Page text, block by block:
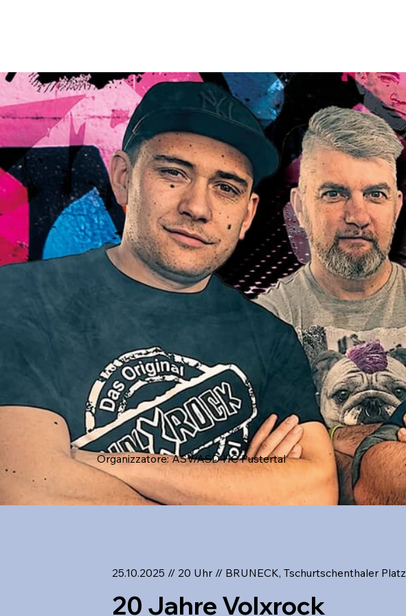
Organizzatore: ASV/ASD HC Pustertal
25.10.2025 // 20 Uhr // BRUNECK, Tschurtschenthaler Platz
20 Jahre Volxrock